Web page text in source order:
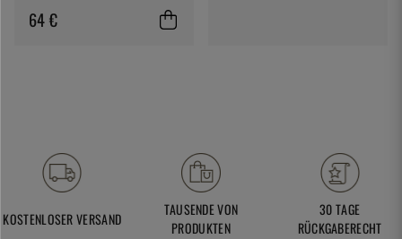
64 €
KOSTENLOSER VERSAND
TAUSENDE VON
PRODUKTEN
30 TAGE
RÜCKGABERECHT